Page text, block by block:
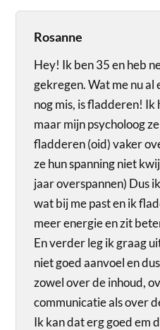
Rosanne
Hey! Ik ben 35 en heb
gekregen. Wat me nu
nog mis, is fladderen! Ik
maar mijn psycholoog
fladderen (oid) vaker
ze hun spanning niet
jaar overspannen) Dus
wat bij me past en ik
meer energie en zit
En verder leg ik graag
niet goed aanvoel en
zowel over de inhoud,
communicatie als over
Ik kan dat erg goed em